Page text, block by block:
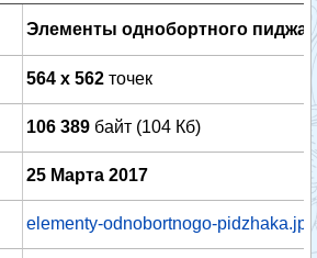
Элементы однобортного
564 x 562 точек
106 389 байт (104 Кб)
25 Марта 2017
elementy-odnobortnogo-pidzhaka.jpg